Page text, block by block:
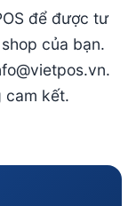
để được tư
của bạn.
cam kết.